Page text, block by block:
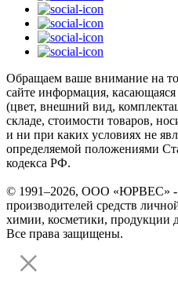
Обращаем ваше внимание на
сайте информация, касающаяся
(цвет, внешний вид,
складе, стоимости товаров,
и ни при каких условиях не
определяемой положениями
кодекса РФ.
© 1991–2026, ООО «ЮРВЕС» -
производителей средств
химии, косметики, продукции
Все права защищены.